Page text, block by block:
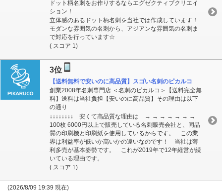
ドット柄名刺をお作りするならエグゼクティブクリエイ
ション！
立体感のあるドット柄名刺を当社では作成しています！
モダンな雰囲気の名刺から、アジアンな雰囲気の名刺ま
で対応を行っています☆
( スコア 1)
3位
【送料無料で安いのに高品質】スゴい名刺のピカルコ
創業2008年名刺専門店 ＜名刺のピカルコ＞【送料完全無
料】送料は当社負担【安いのに高品質】その理由は以下
の通り
↓↓↓↓↓↓↓↓ 安くて高品質な理由は → → → → → → →
100枚 6000円以上で販売している名刺販売会社と、同品
質の印刷機と印刷紙を使用しているからです。 この業
界は利益率が低いか高いかの違いなのです！ 当社は薄
利多売が基本姿勢です。 これが2019年で12年経営が続
いている理由です。
( スコア 1)
(2026/8/09 19:39 現在)